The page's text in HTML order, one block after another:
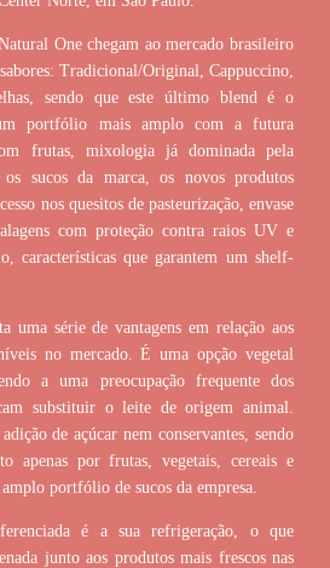
One chegam ao mercado brasileiro
Tradicional/Original, Cappuccino,
sendo que este último blend é o
portfólio mais amplo com a futura
frutas, mixologia já dominada pela
os sucos da marca, os novos produtos
nos quesitos de pasteurização, envase
com proteção contra raios UV e
características que garantem um shelf-
uma série de vantagens em relação aos
no mercado. É uma opção vegetal
a uma preocupação frequente dos
substituir o leite de origem animal.
de açúcar nem conservantes, sendo
apenas por frutas, vegetais, cereais e
portfólio de sucos da empresa.
é a sua refrigeração, o que
junto aos produtos mais frescos nas